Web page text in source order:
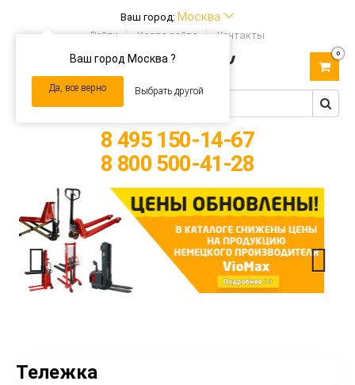
Ваш город: Москва
Ваш город Москва ?
Да, все верно Выбрать другой
Войти Карта сайта Контакты
navigation
0
8 495 150-14-67
8 800 500-41-28
Тележка